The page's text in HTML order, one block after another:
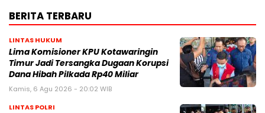
BERITA TERBARU
LINTAS HUKUM
Lima Komisioner KPU Kotawaringin
Timur Jadi Tersangka Dugaan Korupsi
Dana Hibah Pilkada Rp40 Miliar
Kamis, 6 Agu 2026 - 20:02 WIB
LINTAS POLRI